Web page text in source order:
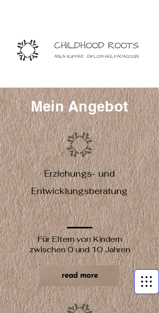
Mein Angebot
Erziehungs- und
Entwicklungsberatung
Für Eltern von Kindern
zwischen 0 und 10 Jahren
read more